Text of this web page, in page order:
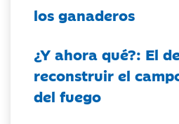
los ganaderos
¿Y ahora qué?: El
reconstruir el
del fuego